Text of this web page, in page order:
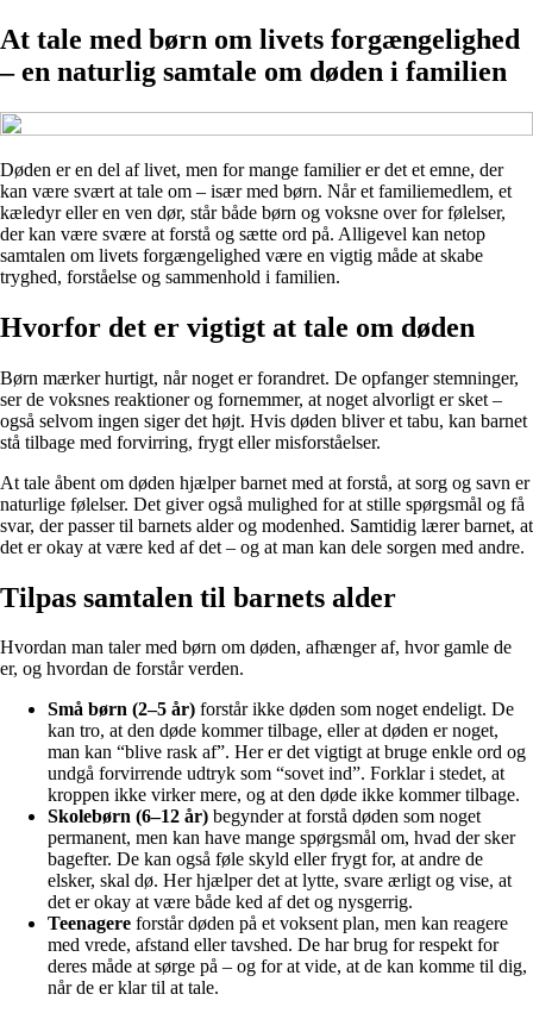
At tale med børn om livets forgængelighed
– en naturlig samtale om døden i familien
Døden er en del af livet, men for mange familier er det et emne, der
kan være svært at tale om – især med børn. Når et familiemedlem, et
kæledyr eller en ven dør, står både børn og voksne over for følelser,
der kan være svære at forstå og sætte ord på. Alligevel kan netop
samtalen om livets forgængelighed være en vigtig måde at skabe
tryghed, forståelse og sammenhold i familien.
Hvorfor det er vigtigt at tale om døden
Børn mærker hurtigt, når noget er forandret. De opfanger stemninger,
ser de voksnes reaktioner og fornemmer, at noget alvorligt er sket –
også selvom ingen siger det højt. Hvis døden bliver et tabu, kan barnet
stå tilbage med forvirring, frygt eller misforståelser.
At tale åbent om døden hjælper barnet med at forstå, at sorg og savn er
naturlige følelser. Det giver også mulighed for at stille spørgsmål og få
svar, der passer til barnets alder og modenhed. Samtidig lærer barnet, at
det er okay at være ked af det – og at man kan dele sorgen med andre.
Tilpas samtalen til barnets alder
Hvordan man taler med børn om døden, afhænger af, hvor gamle de
er, og hvordan de forstår verden.
Små børn (2–5 år) forstår ikke døden som noget endeligt. De
kan tro, at den døde kommer tilbage, eller at døden er noget,
man kan “blive rask af”. Her er det vigtigt at bruge enkle ord og
undgå forvirrende udtryk som “sovet ind”. Forklar i stedet, at
kroppen ikke virker mere, og at den døde ikke kommer tilbage.
Skolebørn (6–12 år) begynder at forstå døden som noget
permanent, men kan have mange spørgsmål om, hvad der sker
bagefter. De kan også føle skyld eller frygt for, at andre de
elsker, skal dø. Her hjælper det at lytte, svare ærligt og vise, at
det er okay at være både ked af det og nysgerrig.
Teenagere forstår døden på et voksent plan, men kan reagere
med vrede, afstand eller tavshed. De har brug for respekt for
deres måde at sørge på – og for at vide, at de kan komme til dig,
når de er klar til at tale.